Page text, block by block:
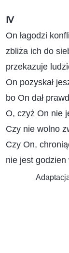
Ⅳ
On łagodzi
zbliża ich do
przekazuje
On pozyskał
bo On dał
O, czyż On nie
Czy nie wolno
Czy On,
nie jest godzien